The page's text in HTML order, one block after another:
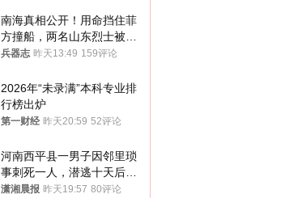
南海真相公开！用命挡住菲
方撞船，两名山东烈士被授
武警最高荣誉
兵器志 昨天13:49 159评论
2026年“未录满”本科专业排
行榜出炉
第一财经 昨天20:59 52评论
河南西平县一男子因邻里琐
事刺死一人，潜逃十天后在
十多公里外一片玉米地里落
潇湘晨报 昨天19:57 80评论